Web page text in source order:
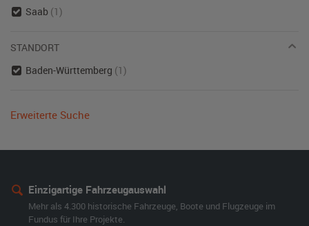
Saab (1)
STANDORT
Baden-Württemberg (1)
Erweiterte Suche
Einzigartige Fahrzeugauswahl
Mehr als 4.300 historische Fahrzeuge, Boote und Flugzeuge im
Fundus für Ihre Projekte.